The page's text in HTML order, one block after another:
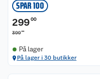
SPAR 100
29900
39900
På lager
På lager i 30 butikker